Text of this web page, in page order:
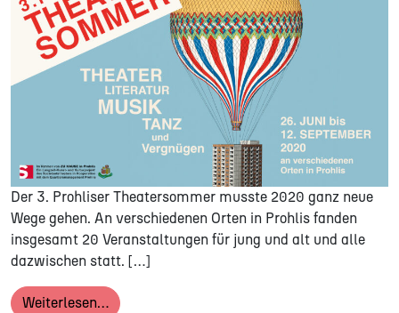
Der 3. Prohliser Theatersommer musste 2020 ganz neue
Wege gehen. An verschiedenen Orten in Prohlis fanden
insgesamt 20 Veranstaltungen für jung und alt und alle
dazwischen statt. […]
Weiterlesen…from 3. PROHLISER THEATERSOMMER |